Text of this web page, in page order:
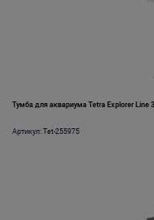
Тумба для аквариума Tetra Explorer Line
Артикул: Tet-255975